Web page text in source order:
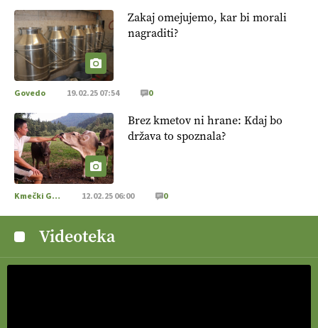
Zakaj omejujemo, kar bi morali
nagraditi?
Govedo 19.02.25 07:54 0
Brez kmetov ni hrane: Kdaj bo
država to spoznala?
Kmečki Glas 12.02.25 06:00 0
Videoteka